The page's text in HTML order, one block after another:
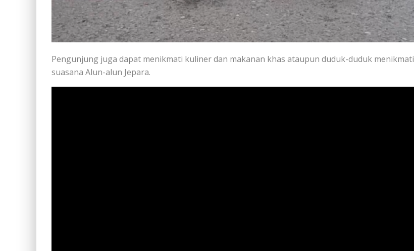
Pengunjung juga dapat menikmati kuliner dan makanan khas ataupun duduk-duduk menikmati
suasana Alun-alun Jepara.